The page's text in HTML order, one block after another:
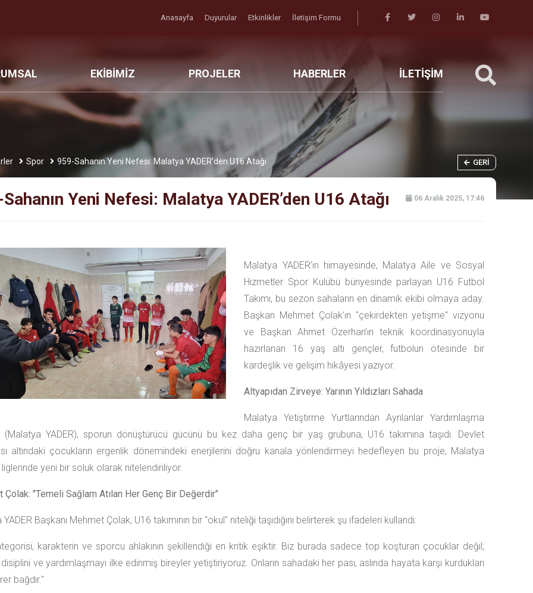
Anasayfa Duyurular Etkinlikler İletişim Formu
EKİBİMİZ PROJELER HABERLER İLETİŞİM
Spor 959-Sahanın Yeni Nefesi: Malatya YADER’den U16 Atağı GERI
Yeni Nefesi: Malatya YADER’den U16 Atağı 06 Aralık 2025, 17:46
Malatya YADER’in himayesinde, Malatya Aile ve Sosyal
Hizmetler Spor Kulübü bünyesinde parlayan U16 Futbol
Takımı, bu sezon sahaların en dinamik ekibi olmaya aday.
Başkan Mehmet Çolak’ın "çekirdekten yetişme" vizyonu
ve Başkan Ahmet Özerhan’ın teknik koordinasyonuyla
hazırlanan 16 yaş altı gençler, futbolun ötesinde bir
kardeşlik ve gelişim hikâyesi yazıyor.
Altyapıdan Zirveye: Yarının Yıldızları Sahada
Malatya Yetiştirme Yurtlarından Ayrılanlar Yardımlaşma
(Malatya YADER), sporun dönüştürücü gücünü bu kez daha genç bir yaş grubuna, U16 takımına taşıdı. Devlet
altındaki çocukların ergenlik dönemindeki enerjilerini doğru kanala yönlendirmeyi hedefleyen bu proje, Malatya
yeni bir soluk olarak nitelendiriliyor.
Çolak: "Temeli Sağlam Atılan Her Genç Bir Değerdir"
Başkanı Mehmet Çolak, U16 takımının bir "okul" niteliği taşıdığını belirterek şu ifadeleri kullandı:
karakterin ve sporcu ahlakının şekillendiği en kritik eşiktir. Biz burada sadece top koşturan çocuklar değil;
disiplini ve yardımlaşmayı ilke edinmiş bireyler yetiştiriyoruz. Onların sahadaki her pası, aslında hayata karşı kurdukları
bağdır."